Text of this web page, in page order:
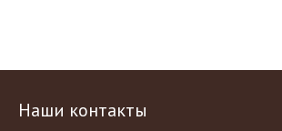
Наши контакты